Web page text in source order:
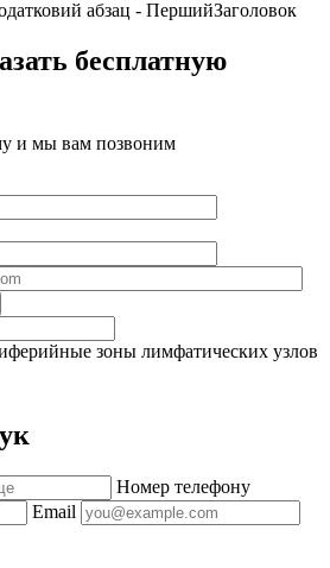
бесплатную
и мы вам позвоним
Номер телефону
Email